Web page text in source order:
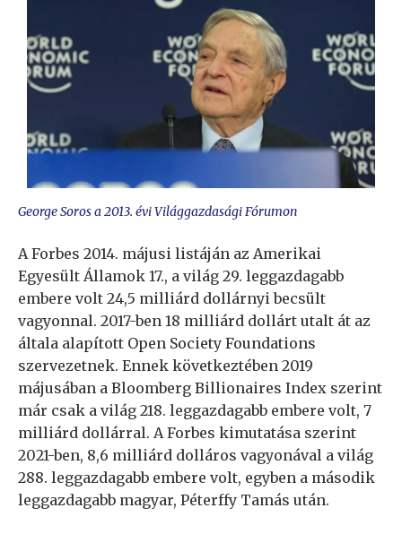
George Soros a 2013. évi Világgazdasági Fórumon
A Forbes 2014. májusi listáján az Amerikai
Egyesült Államok 17., a világ 29. leggazdagabb
embere volt 24,5 milliárd dollárnyi becsült
vagyonnal. 2017-ben 18 milliárd dollárt utalt át az
általa alapított Open Society Foundations
szervezetnek. Ennek következtében 2019
májusában a Bloomberg Billionaires Index szerint
már csak a világ 218. leggazdagabb embere volt, 7
milliárd dollárral. A Forbes kimutatása szerint
2021-ben, 8,6 milliárd dolláros vagyonával a világ
288. leggazdagabb embere volt, egyben a második
leggazdagabb magyar, Péterffy Tamás után.